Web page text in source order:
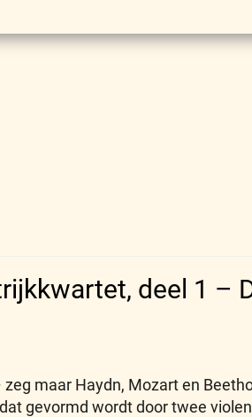
deel 1 –
zeg maar Haydn, Mozart en
gevormd wordt door twee